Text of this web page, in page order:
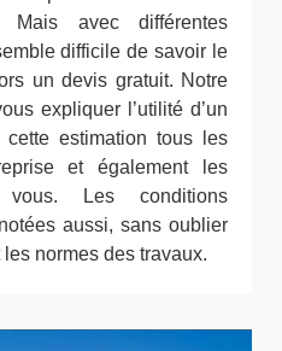
Mais avec différentes
difficile de savoir le
un devis gratuit. Notre
expliquer l’utilité d’un
estimation tous les
et également les
vous. Les conditions
aussi, sans oublier
normes des travaux.